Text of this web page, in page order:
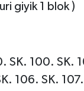
giyik 1 blok )
SK. 100. SK.
106. SK.